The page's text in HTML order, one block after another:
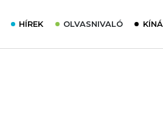
HÍREK OLVASNIVALÓ